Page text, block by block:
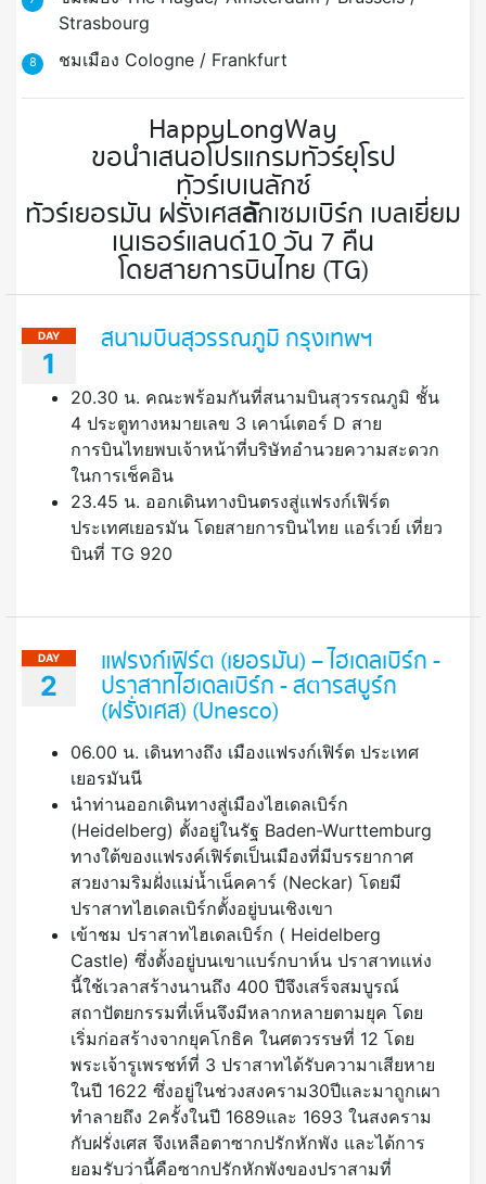
Strasbourg
8 ชมเมือง Cologne / Frankfurt
HappyLongWay
ขอนำเสนอโปรแกรมทัวร์ยุโรป
ทัวร์เบเนลักซ์
ทัวร์เยอรมัน ฝรั่งเศสลักเซมเบิร์ก เบลเยี่ยม
เนเธอร์แลนด์ 10 วัน 7 คืน
โดยสายการบินไทย (TG)
DAY
1
สนามบินสุวรรณภูมิ กรุงเทพฯ
20.30 น. คณะพร้อมกันที่สนามบินสุวรรณภูมิ ชั้น
4 ประตูทางหมายเลข 3 เคาน์เตอร์ D สาย
การบินไทยพบเจ้าหน้าที่บริษัทอำนวยความสะดวก
ในการเช็คอิน
23.45 น. ออกเดินทางบินตรงสู่แฟรงก์เฟิร์ต
ประเทศเยอรมัน โดยสายการบินไทย แอร์เวย์ เที่ยว
บินที่ TG 920
DAY
2
แฟรงก์เฟิร์ต (เยอรมัน) – ไฮเดลเบิร์ก -
ปราสาทไฮเดลเบิร์ก - สตารสบูร์ก
(ฝรั่งเศส) (Unesco)
06.00 น. เดินทางถึง เมืองแฟรงก์เฟิร์ต ประเทศ
เยอรมันนี
นำท่านออกเดินทางสู่เมืองไฮเดลเบิร์ก
(Heidelberg) ตั้งอยู่ในรัฐ Baden-Wurttemburg
ทางใต้ของแฟรงค์เฟิร์ตเป็นเมืองที่มีบรรยากาศ
สวยงามริมฝั่งแม่น้ำเน็คคาร์ (Neckar) โดยมี
ปราสาทไฮเดลเบิร์กตั้งอยู่บนเชิงเขา
เข้าชม ปราสาทไฮเดลเบิร์ก ( Heidelberg
Castle) ซึ่งตั้งอยู่บนเขาแบร์กบาห์น ปราสาทแห่ง
นี้ใช้เวลาสร้างนานถึง 400 ปีจึงเสร็จสมบูรณ์
สถาปัตยกรรมที่เห็นจึงมีหลากหลายตามยุค โดย
เริ่มก่อสร้างจากยุคโกธิค ในศตวรรษที่ 12 โดย
พระเจ้ารูเพรชท์ที่ 3 ปราสาทได้รับความาเสียหาย
ในปี 1622 ซึ่งอยู่ในช่วงสงคราม30ปีและมาถูกเผา
ทำลายถึง 2ครั้งในปี 1689และ 1693 ในสงคราม
กับฝรั่งเศส จึงเหลือตาซากปรักหักพัง และได้การ
ยอมรับว่านี้คือซากปรักหักพังของปราสามที่